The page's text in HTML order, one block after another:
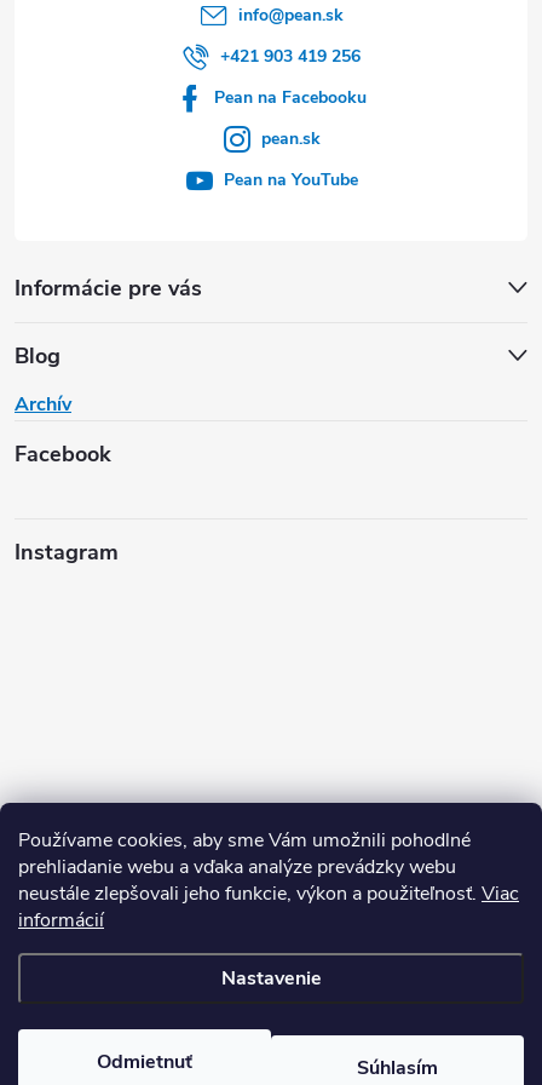
Používame cookies, aby sme Vám umožnili pohodlné
prehliadanie webu a vďaka analýze prevádzky webu
neustále zlepšovali jeho funkcie, výkon a použiteľnosť. Viac
informácií
Nastavenie
Odmietnuť Súhlasím
Informácie pre vás
Blog
Archív
Facebook
info@pean.sk
+421 903 419 256
Pean na Facebooku
pean.sk
Pean na YouTube
Instagram
Sledovať na Instagrame
. Všetky práva vyhradené.